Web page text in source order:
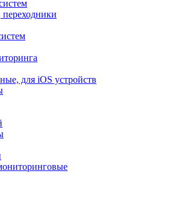
для iOS устройств